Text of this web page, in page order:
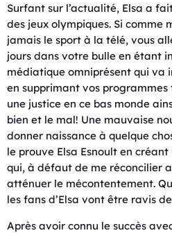
Surfant sur l’actualité, Elsa a
des jeux olympiques. Si comme
jamais le sport à la télé, vous
jours dans votre bulle en étant
médiatique omniprésent qui va
en supprimant vos
une justice en ce bas monde
bien et le mal! Une mauvaise
donner naissance à quelque
le prouve Elsa Esnoult en
qui, à défaut de me réconcilier
atténuer le mécontentement.
les fans d’Elsa vont être ravis
Après avoir connu le succès